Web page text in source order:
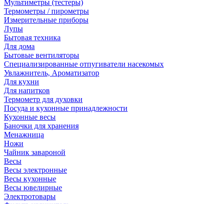
Мультиметры (тестеры)
Термометры / пирометры
Измерительные приборы
Лупы
Бытовая техника
Для дома
Бытовые вентиляторы
Специализированные отпугиватели насекомых
Увлажнитель, Ароматизатор
Для кухни
Для напитков
Термометр для духовки
Посуда и кухонные принадлежности
Кухонные весы
Баночки для хранения
Менажница
Ножи
Чайник завароной
Весы
Весы электронные
Весы кухонные
Весы ювелирные
Электротовары